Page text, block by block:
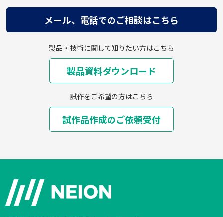
メール、電話でのご相談はこちら
製品資料ダウンロード
製品・技術に関して知りたい方はこちら
試作品作成のご依頼受付
試作をご希望の方はこちら